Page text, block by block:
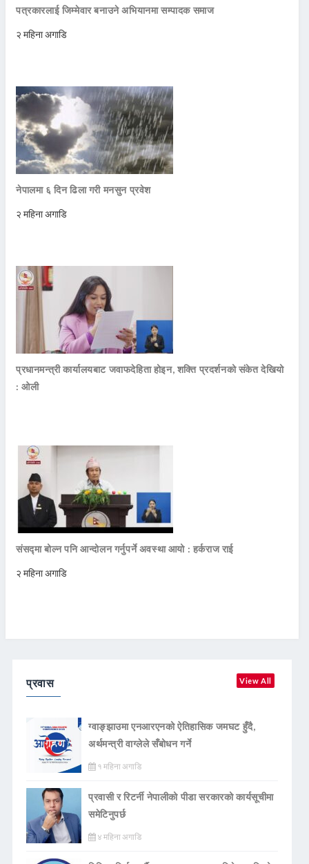
पत्रकारलाई जिम्मेवार बनाउने अभियानमा सम्पादक समाज
२ महिना अगाडि
नेपालमा ६ दिन ढिला गरी मनसुन प्रवेश
२ महिना अगाडि
प्रधानमन्त्री कार्यालयबाट जवाफदेहिता होइन, शक्ति प्रदर्शनको संकेत देखियो
: ओली
संसद्मा बोल्न पनि आन्दोलन गर्नुपर्ने अवस्था आयो : हर्कराज राई
२ महिना अगाडि
प्रवास View All
ग्वाङ्झाउमा एनआरएनको ऐतिहासिक जमघट हुँदै,
अर्थमन्त्री वाग्लेले सँबोधन गर्ने
१ महिना अगाडि
प्रवासी र रिटर्नी नेपालीको पीडा सरकारको कार्यसूचीमा
समेटिनुपर्छ
४ महिना अगाडि